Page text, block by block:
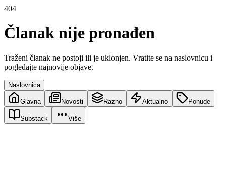
404
Članak nije pronađen
Traženi članak ne postoji ili je uklonjen. Vratite se na naslovnicu i
pogledajte najnovije objave.
Naslovnica
Glavna Novosti Razno Aktualno Ponude
Substack Više